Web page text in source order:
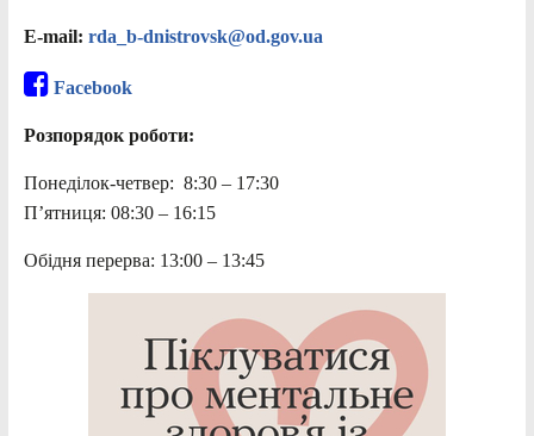
E-mail: rda_b-dnistrovsk@od.gov.ua
Facebook
Розпорядок роботи:
Понеділок-четвер: 8:30 – 17:30
П’ятниця: 08:30 – 16:15
Обідня перерва: 13:00 – 13:45